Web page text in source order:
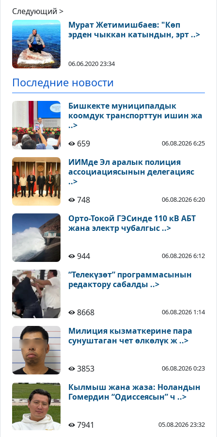
Следующий >
Мурат Жетимишбаев: "Көп
эрден чыккан катындын, эрт ..>
06.06.2020 23:34
Последние новости
Бишкекте муниципалдык
коомдук транспорттун ишин жа
..>
659
06.08.2026 6:25
ИИМде Эл аралык полиция
ассоциациясынын делегацияс
..>
748
06.08.2026 6:20
Орто-Токой ГЭСинде 110 кВ АБТ
жана электр чубалгыс ..>
944 06.08.2026 6:12
“Телекүзөт” программасынын
редактору сабалды ..>
8668 06.08.2026 1:14
Милиция кызматкерине пара
сунуштаган чет өлкөлүк ж ..>
3853 06.08.2026 0:23
Кылмыш жана жаза: Ноландын
Гомердин “Одиссеясын” ч ..>
7941 05.08.2026 23:32